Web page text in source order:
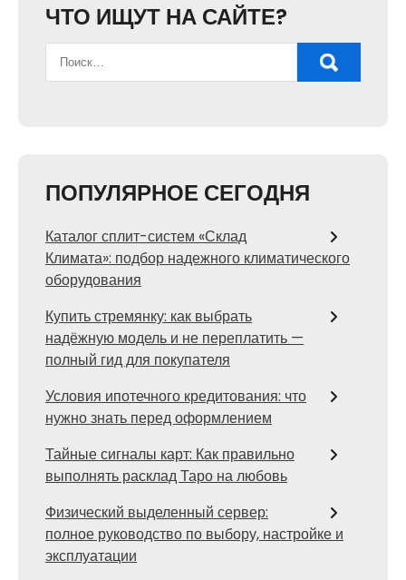
ЧТО ИЩУТ НА САЙТЕ?
ПОПУЛЯРНОЕ СЕГОДНЯ
Каталог сплит-систем «Склад
Климата»: подбор надежного климатического
оборудования
Купить стремянку: как выбрать
надёжную модель и не переплатить —
полный гид для покупателя
Условия ипотечного кредитования: что
нужно знать перед оформлением
Тайные сигналы карт: Как правильно
выполнять расклад Таро на любовь
Физический выделенный сервер:
полное руководство по выбору, настройке и
эксплуатации